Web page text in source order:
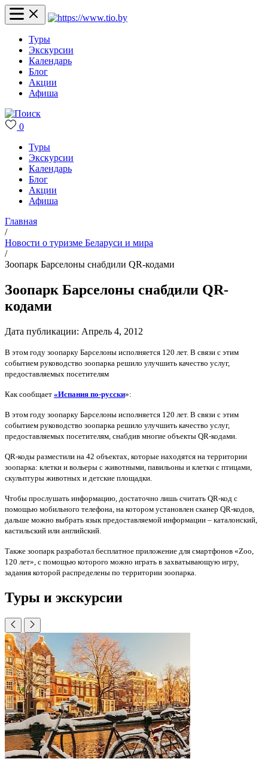
Туры
Экскурсии
Календарь
Блог
Акции
Афиша
0
Туры
Экскурсии
Календарь
Блог
Акции
Афиша
Главная
/
Новости о туризме Беларуси и мира
/
Зоопарк Барселоны снабдили QR-кодами
Зоопарк Барселоны снабдили QR-
кодами
Дата публикации: Апрель 4, 2012
В этом году зоопарку Барселоны исполняется 120 лет. В связи с этим
событием руководство зоопарка решило улучшить качество услуг,
предоставляемых посетителям
Как сообщает «Испания по-русски»:
В этом году зоопарку Барселоны исполняется 120 лет. В связи с этим
событием руководство зоопарка решило улучшить качество услуг,
предоставляемых посетителям, снабдив многие объекты QR-кодами.
QR-коды разместили на 42 объектах, которые находятся на территории
зоопарка: клетки и вольеры с животными, павильоны и клетки с птицами,
скульптуры животных и детские площадки.
Чтобы прослушать информацию, достаточно лишь считать QR-код с
помощью мобильного телефона, на котором установлен сканер QR-кодов,
дальше можно выбрать язык предоставляемой информации – каталонский,
кастильский или английский.
Также зоопарк разработал бесплатное приложение для смартфонов «Zoo,
120 лет», с помощью которого можно играть в захватывающую игру,
задания которой распределены по территории зоопарка.
Туры и экскурсии